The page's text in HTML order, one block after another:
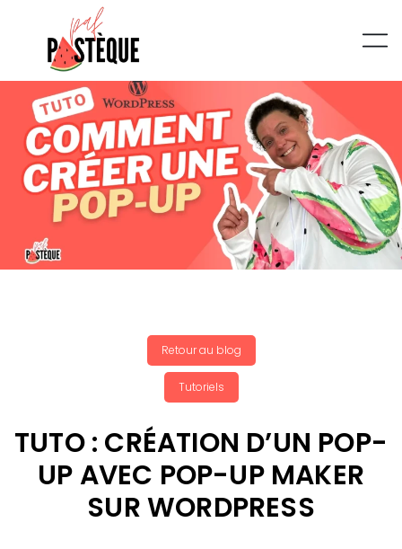
Retour au blog
Tutoriels
TUTO : CRÉATION D’UN POP-
UP AVEC POP-UP MAKER
SUR WORDPRESS